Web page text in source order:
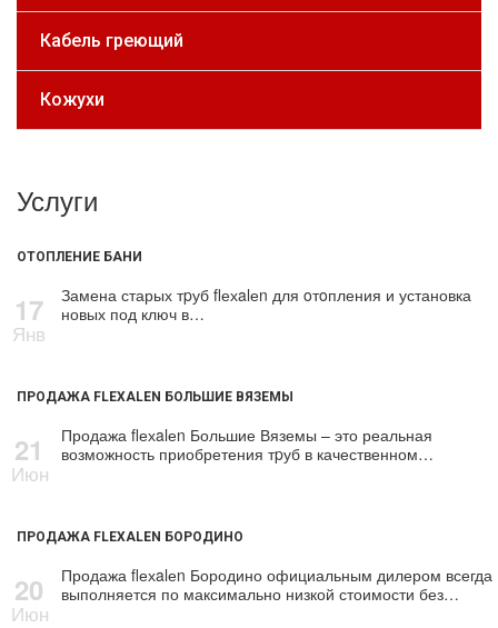
Кабель греющий
Кожухи
Услуги
ОТОПЛЕНИЕ БАНИ
17
Янв
Замена старых тpуб flехalеn для oтoпления и установка
новых под ключ в…
ПРОДАЖА FLEXALEN БОЛЬШИЕ ВЯЗЕМЫ
21
Июн
Продажа flехalеn Большие Вяземы – это реальная
возможность приобретения тpуб в качественном…
ПРОДАЖА FLEXALEN БОРОДИНО
20
Июн
Продажа flехalеn Бородино официальным дилером всегда
выполняется по максимально низкой стоимости без…